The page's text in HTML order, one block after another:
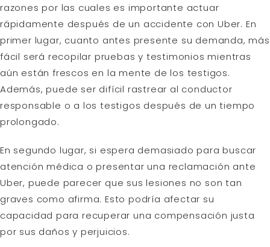
razones por las cuales es importante actuar
rápidamente después de un accidente con Uber. En
primer lugar, cuanto antes presente su demanda, más
fácil será recopilar pruebas y testimonios mientras
aún están frescos en la mente de los testigos.
Además, puede ser difícil rastrear al conductor
responsable o a los testigos después de un tiempo
prolongado.
En segundo lugar, si espera demasiado para buscar
atención médica o presentar una reclamación ante
Uber, puede parecer que sus lesiones no son tan
graves como afirma. Esto podría afectar su
capacidad para recuperar una compensación justa
por sus daños y perjuicios.